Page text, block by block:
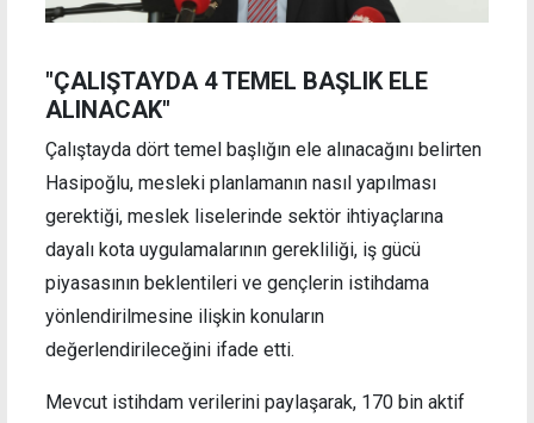
"ÇALIŞTAYDA 4 TEMEL BAŞLIK ELE
ALINACAK"
Çalıştayda dört temel başlığın ele alınacağını belirten
Hasipoğlu, mesleki planlamanın nasıl yapılması
gerektiği, meslek liselerinde sektör ihtiyaçlarına
dayalı kota uygulamalarının gerekliliği, iş gücü
piyasasının beklentileri ve gençlerin istihdama
yönlendirilmesine ilişkin konuların
değerlendirileceğini ifade etti.
Mevcut istihdam verilerini paylaşarak, 170 bin aktif